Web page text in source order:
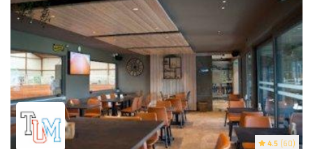
4.5 (60)